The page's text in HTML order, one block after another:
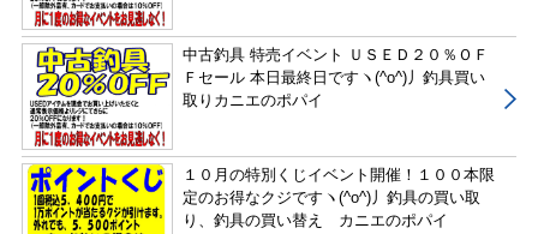
中古釣具 特売イベント ＵＳＥＤ２０％ＯＦ
Ｆセール 本日最終日ですヽ(^o^)丿釣具買い
取りカニエのポパイ
１０月の特別くじイベント開催！１００本限
定のお得なクジですヽ(^o^)丿釣具の買い取
り、釣具の買い替え カニエのポパイ